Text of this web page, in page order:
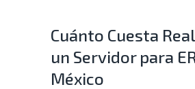
Cuánto Cuesta
un Servidor para
México